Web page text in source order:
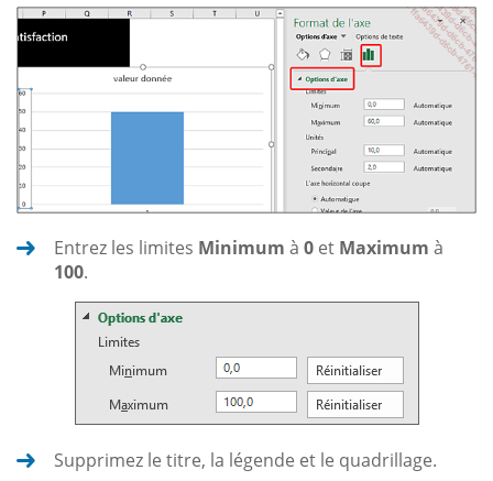
Entrez les limites Minimum à 0 et Maximum à
100.
Supprimez le titre, la légende et le quadrillage.